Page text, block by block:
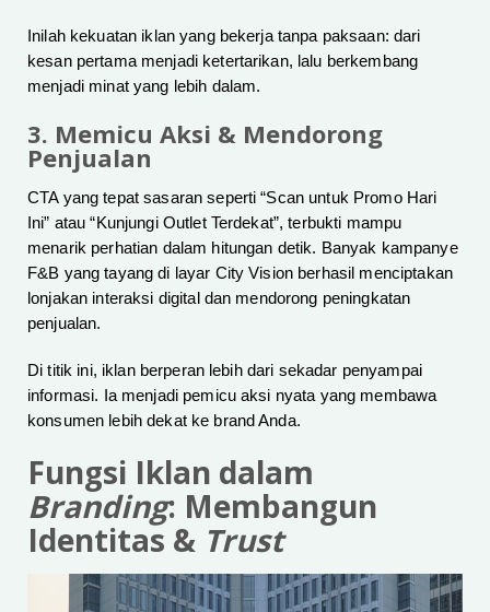
Inilah kekuatan iklan yang bekerja tanpa paksaan: dari
kesan pertama menjadi ketertarikan, lalu berkembang
menjadi minat yang lebih dalam.
3. Memicu Aksi & Mendorong
Penjualan
CTA yang tepat sasaran seperti “Scan untuk Promo Hari
Ini” atau “Kunjungi Outlet Terdekat”, terbukti mampu
menarik perhatian dalam hitungan detik. Banyak kampanye
F&B yang tayang di layar City Vision berhasil menciptakan
lonjakan interaksi digital dan mendorong peningkatan
penjualan.
Di titik ini, iklan berperan lebih dari sekadar penyampai
informasi. Ia menjadi pemicu aksi nyata yang membawa
konsumen lebih dekat ke brand Anda.
Fungsi Iklan dalam
Branding: Membangun
Identitas & Trust